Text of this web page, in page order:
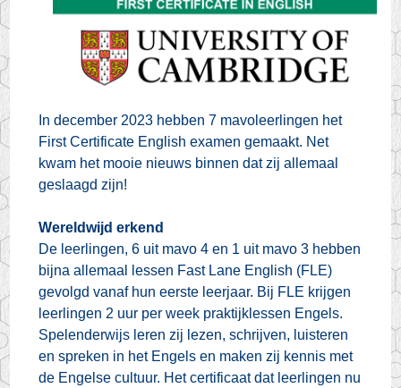
In december 2023 hebben 7 mavoleerlingen het
First Certificate English examen gemaakt. Net
kwam het mooie nieuws binnen dat zij allemaal
geslaagd zijn!
Wereldwijd erkend
De leerlingen, 6 uit mavo 4 en 1 uit mavo 3 hebben
bijna allemaal lessen Fast Lane English (FLE)
gevolgd vanaf hun eerste leerjaar. Bij FLE krijgen
leerlingen 2 uur per week praktijklessen Engels.
Spelenderwijs leren zij lezen, schrijven, luisteren
en spreken in het Engels en maken zij kennis met
de Engelse cultuur. Het certificaat dat leerlingen nu